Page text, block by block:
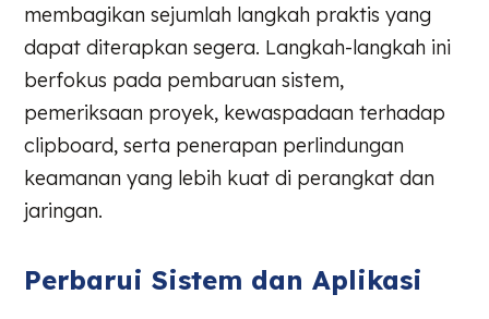
membagikan sejumlah langkah praktis yang
dapat diterapkan segera. Langkah-langkah ini
berfokus pada pembaruan sistem,
pemeriksaan proyek, kewaspadaan terhadap
clipboard, serta penerapan perlindungan
keamanan yang lebih kuat di perangkat dan
jaringan.
Perbarui Sistem dan Aplikasi